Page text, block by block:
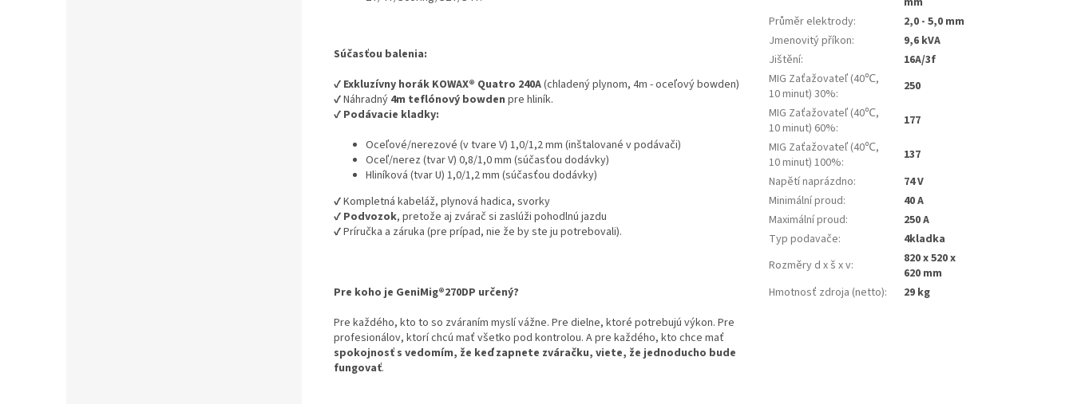
Súčasťou balenia:
✔️ Exkluzívny horák KOWAX® Quatro 240A(chladený plynom, 4m - oceľový bowden)
✔️ Náhradný 4m teflónový bowden pre hliník.
✔️ Podávacie kladky:
Oceľové/nerezové (v tvare V) 1,0/1,2 mm (inštalované v podávači)
Oceľ/nerez (tvar V) 0,8/1,0 mm (súčasťou dodávky)
Hliníková (tvar U) 1,0/1,2 mm (súčasťou dodávky)
✔️ Kompletná kabeláž, plynová hadica, svorky
✔️ Podvozok, pretože aj zvárač si zaslúži pohodlnú jazdu
✔️ Príručka a záruka (pre prípad, nie že by ste ju potrebovali).
Pre koho je GeniMig®270DP určený?
Pre každého, kto to so zváraním myslí vážne. Pre dielne, ktoré potrebujú výkon. Pre
profesionálov, ktorí chcú mať všetko pod kontrolou. A pre každého, kto chce mať
spokojnosť s vedomím, že keď zapnete zváračku, viete, že jednoducho bude
fungovať.
Průměr elektrody:
2,0 - 5,0 mm
Jmenovitý příkon:
9,6 kVA
Jištění:
16A/3f
MIG Zaťažovateľ (40℃,
10 minut) 30%:
250
MIG Zaťažovateľ (40℃,
10 minut) 60%:
177
MIG Zaťažovateľ (40℃,
10 minut) 100%:
137
Napětí naprázdno:
74 V
Minimální proud:
40 A
Maximální proud:
250 A
Typ podavače:
4kladka
Rozměry d x š x v:
820 x 520 x
620 mm
Hmotnosť zdroja (netto): 29 kg